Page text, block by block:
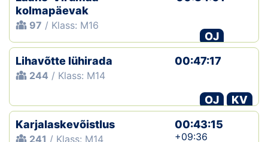
kolmapäevak
97 / Klass: M16
OJ
Lihavõtte lühirada
244 / Klass: M14
00:47:17
OJ
KV
Karjalaskevõistlus
241 / Klass: M14
00:43:15
+09:36